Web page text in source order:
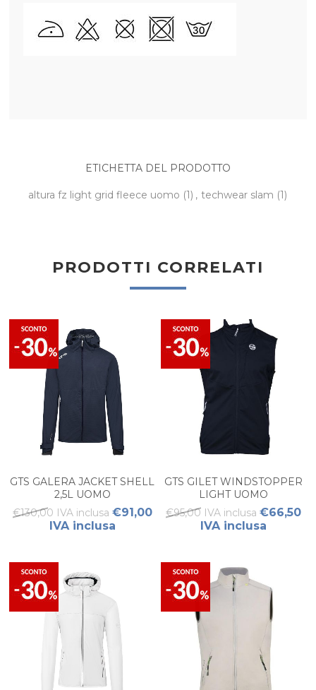
ETICHETTA DEL PRODOTTO
altura fz light grid fleece uomo (1) , techwear slam (1)
PRODOTTI CORRELATI
GTS GALERA JACKET SHELL
2,5L UOMO
€130,00 IVA inclusa €91,00
IVA inclusa
GTS GILET WINDSTOPPER
LIGHT UOMO
€95,00 IVA inclusa €66,50
IVA inclusa